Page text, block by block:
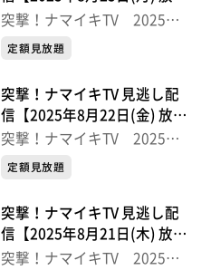
分】
突撃！ナマイキTV 2025後
半
定額見放題
突撃！ナマイキTV 見逃し配
信【2025年8月22日(金) 放送
分】
突撃！ナマイキTV 2025後
半
定額見放題
突撃！ナマイキTV 見逃し配
信【2025年8月21日(木) 放送
分】
突撃！ナマイキTV 2025後